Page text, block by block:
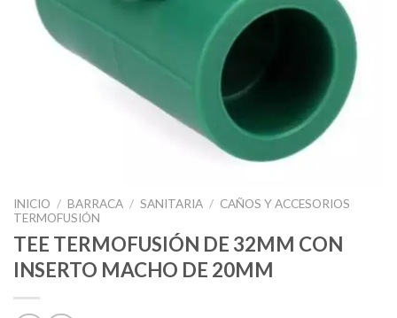
INICIO / BARRACA / SANITARIA / CAÑOS Y ACCESORIOS
TERMOFUSIÓN
TEE TERMOFUSIÓN DE 32MM CON
INSERTO MACHO DE 20MM